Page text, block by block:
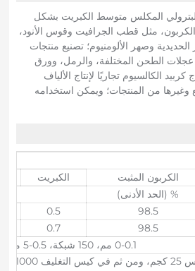
المكلس متوسط ​​الكبريت بشكل
مثل قطب الجرافيت وقوس الأنود،
الحديدية وصهر الألومنيوم؛ تصنيع منتجات
عجلات الطحن المختلفة، والرمل، وورق
الكالسيوم تجاريًا لإنتاج الألياف
وغيرها من المنتجات؛ ويمكن استخدامه
الكربون المثبت الكبريت
% (الحد الأدنى)
98.5
0.5
98.5
0.7
0-0.1 مم، 150 شبكة، 0.5-5 مم، 1-3 مم، 3-8 مم، 10-20 مم، 90% دقيقة أو وفقًا لمتطلبات العملاء
1000 كجم للطن؛